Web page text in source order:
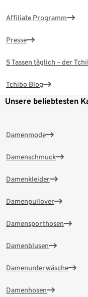
Affiliate Programm
Presse
5 Tassen täglich – der
Tchibo Blog
Unsere beliebtesten
Damenmode
Damenschmuck
Damenkleider
Damenpullover
Damensporthosen
Damenblusen
Damenunterwäsche
Damenhosen